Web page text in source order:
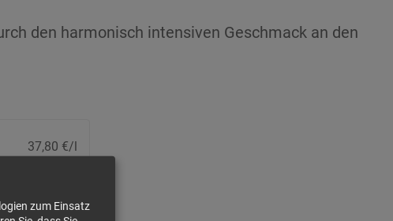
den harmonisch intensiven Geschmack an den
37,80 €/l
zum Einsatz